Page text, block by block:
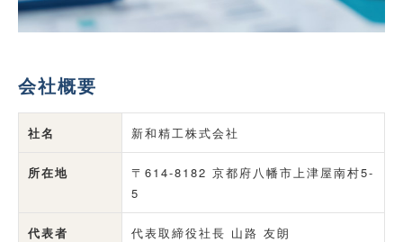
会社概要
社名 新和精工株式会社
所在地
〒614-8182 京都府八幡市上津屋南村5-
5
代表者 代表取締役社長 山路 友朗